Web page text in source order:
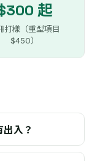
起
打樣（重型項目
$450）
入？